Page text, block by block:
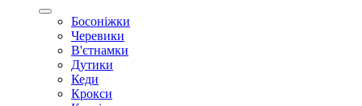
Босоніжки
Черевики
В'єтнамки
Дутики
Кеди
Крокси